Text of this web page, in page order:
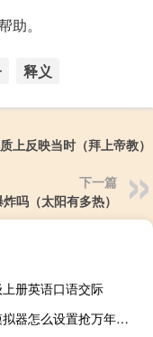
。
释义
上反映当时（拜上帝教）
下一篇
吗（太阳有多热）
上册英语口语交际
问道模拟器怎么设置抢万年（问道模拟器）